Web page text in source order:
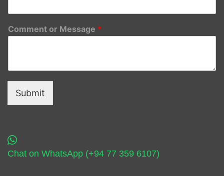
Comment or Message *
Submit
Chat on WhatsApp (+94 77 359 6107)